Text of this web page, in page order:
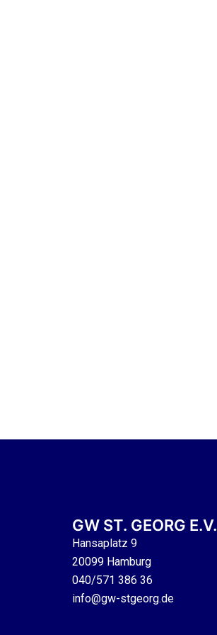
GW ST. GEORG E.V.
Hansaplatz 9
20099 Hamburg
040/571 386 36
info@gw-stgeorg.de